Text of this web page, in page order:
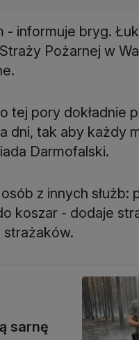
- informuje bryg.
Pożarnej w
tej pory dokładnie
dni, tak aby każdy
Darmofalski.
z innych służb:
koszar - dodaje
strażaków.
sarnę